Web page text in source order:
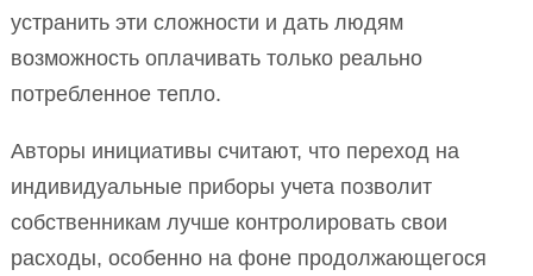
устранить эти сложности и дать людям
возможность оплачивать только реально
потребленное тепло.
Авторы инициативы считают, что переход на
индивидуальные приборы учета позволит
собственникам лучше контролировать свои
расходы, особенно на фоне продолжающегося